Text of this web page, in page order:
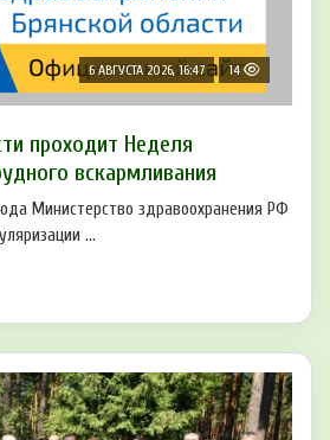
6 АВГУСТА 2026, 16:47 14
проходит Неделя
вскармливания
Министерство здравоохранения РФ
...